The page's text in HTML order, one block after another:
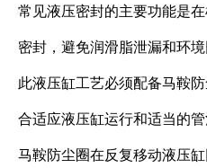
常见液压密封的主要功能是
密封，避免润滑脂泄漏和环
此液压缸工艺必须配备马鞍
合适应液压缸运行和适当的管
马鞍防尘圈在反复移动液压